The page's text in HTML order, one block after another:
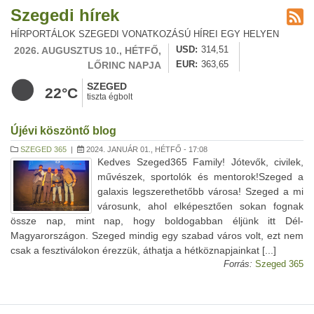
Szegedi hírek
HÍRPORTÁLOK SZEGEDI VONATKOZÁSÚ HÍREI EGY HELYEN
2026. AUGUSZTUS 10., HÉTFŐ,
LŐRINC NAPJA
USD
314,51
EUR
363,65
22°C SZEGED
tiszta égbolt
Újévi köszöntő blog
SZEGED 365 | 2024. JANUÁR 01., HÉTFŐ - 17:08
Kedves Szeged365 Family! Jótevők, civilek,
művészek, sportolók és mentorok!Szeged a
galaxis legszerethetőbb városa! Szeged a mi
városunk, ahol elképesztően sokan fognak
össze nap, mint nap, hogy boldogabban éljünk itt Dél-
Magyarországon. Szeged mindig egy szabad város volt, ezt nem
csak a fesztiválokon érezzük, áthatja a hétköznapjainkat [...]
Forrás: Szeged 365